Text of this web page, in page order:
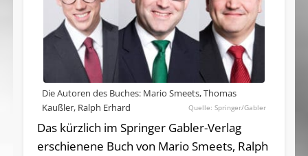
Die Autoren des Buches: Mario Smeets, Thomas
Kaußler, Ralph Erhard
Springer/Gabler
Das kürzlich im Springer Gabler-Verlag
erschienene Buch von Mario Smeets, Ralph